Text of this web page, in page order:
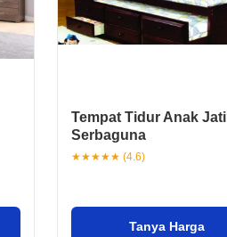
Tempat Tidur Anak Jati
Serbaguna
★★★★★ (4.6)
Tanya Harga